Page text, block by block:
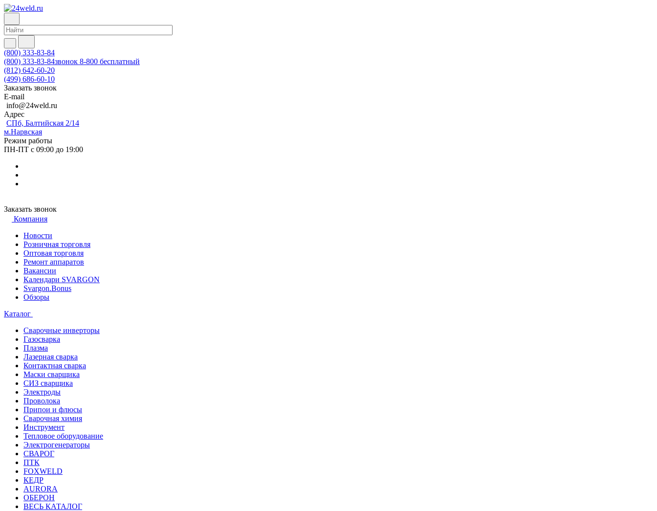
(800) 333-83-84
(800) 333-83-84звонок 8-800 бесплатный
(812) 642-60-20
(499) 686-60-10
Заказать звонок
E-mail
info@24weld.ru
Адрес
СПб, Балтийская 2/14
м.Нарвская
Режим работы
ПН-ПТ с 09:00 до 19:00
Заказать звонок
Компания
Новости
Розничная торговля
Оптовая торговля
Ремонт аппаратов
Вакансии
Календари SVARGON
Svargon.Bonus
Обзоры
Каталог
Сварочные инверторы
Газосварка
Плазма
Лазерная сварка
Контактная сварка
Маски сварщика
СИЗ сварщика
Электроды
Проволока
Припои и флюсы
Сварочная химия
Инструмент
Тепловое оборудование
Электрогенераторы
СВАРОГ
ПТК
FOXWELD
КЕДР
AURORA
ОБЕРОН
ВЕСЬ КАТАЛОГ